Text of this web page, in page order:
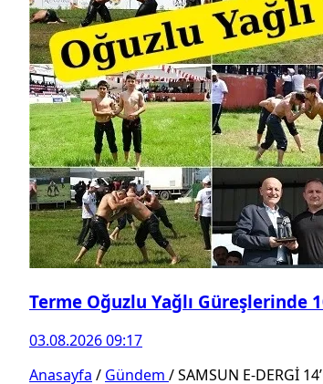
Terme Oğuzlu Yağlı Güreşlerinde
03.08.2026 09:17
Anasayfa / Gündem /SAMSUN E-DERGİ